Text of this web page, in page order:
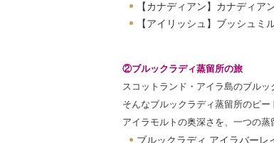
【カナディアン】カナディア
【アイリッシュ】ブッシュミ
②ブルックラディ蒸留所の旅
スコットランド・アイラ島のブル
そんなブルックラディ蒸留所のピー
アイラモルトの奥深さを、一つの
ブルックラディ アイラバーレ